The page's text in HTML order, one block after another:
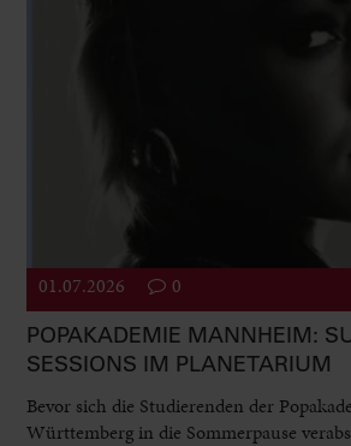
01.07.2026 0
POPAKADEMIE MANNHEIM:
SESSIONS IM PLANETARIUM
Bevor sich die Studierenden der
Württemberg in die Sommerpause